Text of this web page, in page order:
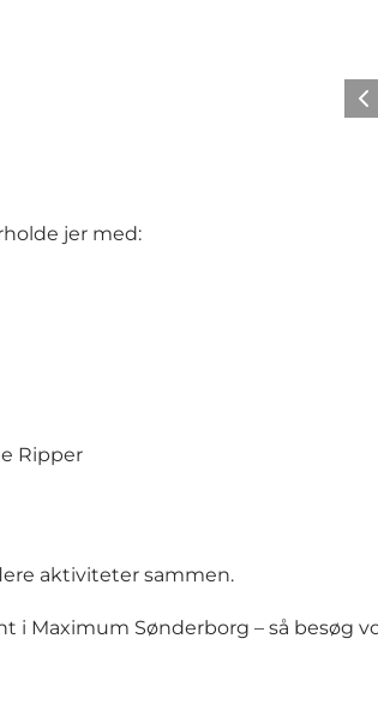
jer med:
Ripper
aktiviteter sammen.
Maximum Sønderborg – så besøg